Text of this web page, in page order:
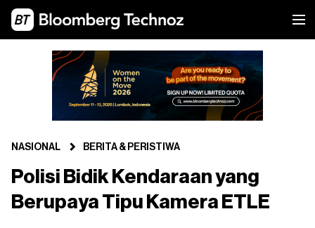
NASIONAL BERITA & PERISTIWA
Polisi Bidik Kendaraan yang
Berupaya Tipu Kamera ETLE